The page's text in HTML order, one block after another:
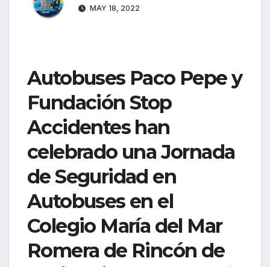
MAY 18, 2022
Autobuses Paco Pepe y
Fundación Stop
Accidenteshan
celebrado unaJornada
de Seguridad en
Autobusesen el
Colegio María del Mar
Romera de Rincón de